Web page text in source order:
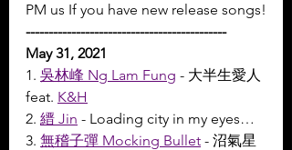
PM us If you have new release songs!
--------------------------------------------
May 31, 2021
1. 吳林峰 Ng Lam Fung - 大半生愛人
feat. K&H
2. 縉 Jin - Loading city in my eyes…
3. 無稽子彈 Mocking Bullet - 沼氣星